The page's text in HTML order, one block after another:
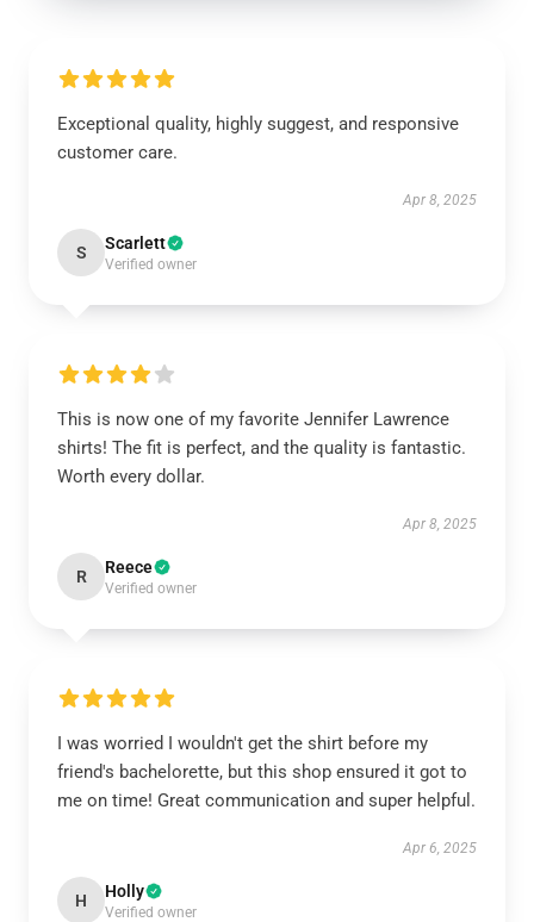
Exceptional quality, highly suggest, and responsive
customer care.
Apr 8, 2025
S Scarlett
Verified owner
This is now one of my favorite Jennifer Lawrence
shirts! The fit is perfect, and the quality is fantastic.
Worth every dollar.
Apr 8, 2025
R Reece
Verified owner
I was worried I wouldn't get the shirt before my
friend's bachelorette, but this shop ensured it got to
me on time! Great communication and super helpful.
Apr 6, 2025
H Holly
Verified owner